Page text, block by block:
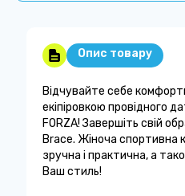
Опис товару
Відчувайте себе
екіпіровкою провідного
FORZA! Завершіть свій
Brace. Жіноча спортивна
зручна і практична, а
Ваш стиль!